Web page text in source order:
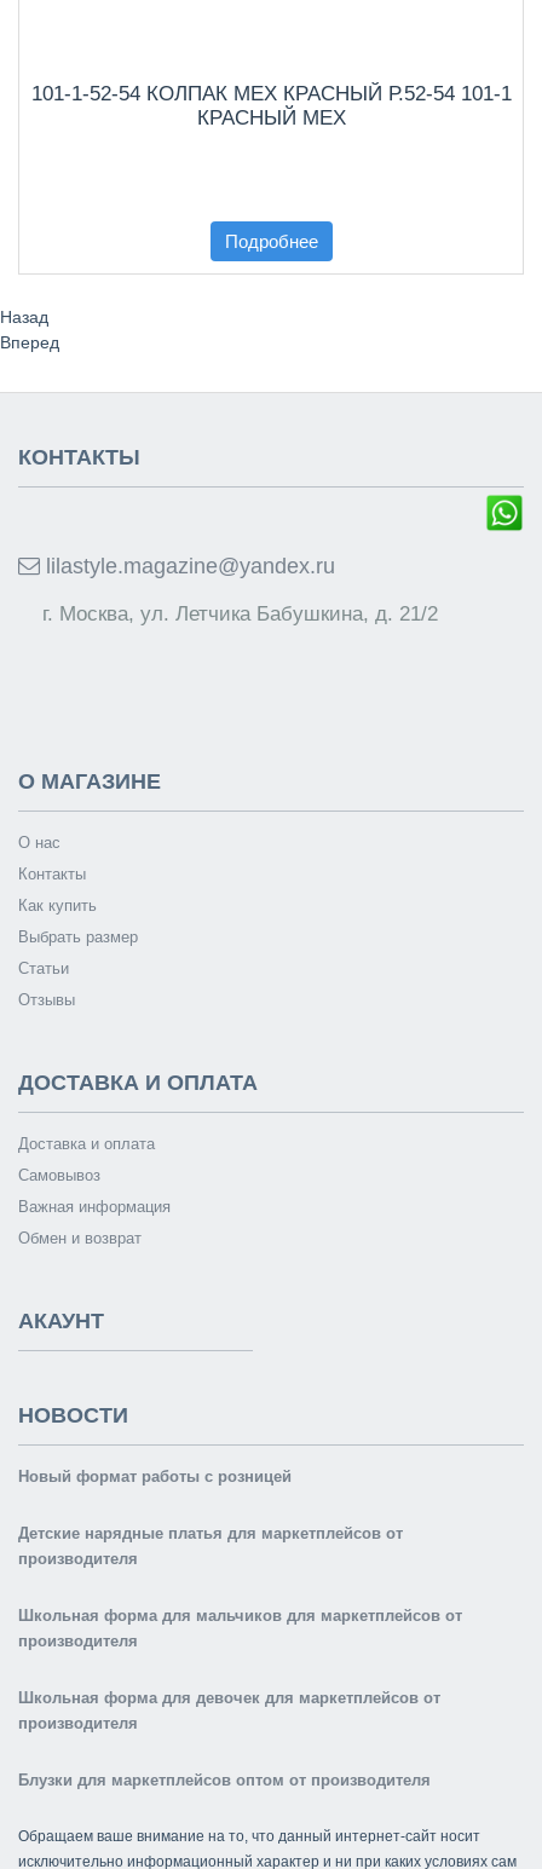
101-1-52-54 КОЛПАК МЕХ КРАСНЫЙ Р.52-54 101-1
КРАСНЫЙ МЕХ
Подробнее
Назад
Вперед
КОНТАКТЫ
lilastyle.magazine@yandex.ru
г. Москва, ул. Летчика Бабушкина, д. 21/2
О МАГАЗИНЕ
О нас
Контакты
Как купить
Выбрать размер
Статьи
Отзывы
ДОСТАВКА И ОПЛАТА
Доставка и оплата
Самовывоз
Важная информация
Обмен и возврат
АКАУНТ
НОВОСТИ
Новый формат работы с розницей
Детские нарядные платья для маркетплейсов от
производителя
Школьная форма для мальчиков для маркетплейсов от
производителя
Школьная форма для девочек для маркетплейсов от
производителя
Блузки для маркетплейсов оптом от производителя
Обращаем ваше внимание на то, что данный интернет-сайт носит
исключительно информационный характер и ни при каких условиях сам